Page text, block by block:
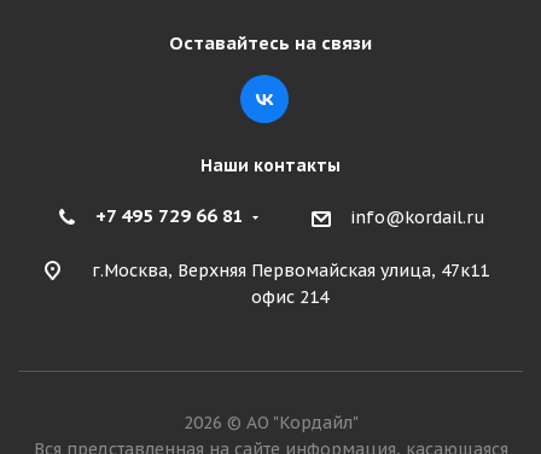
Оставайтесь на связи
Наши контакты
+7 495 729 66 81 info@kordail.ru
г.Москва, Верхняя Первомайская улица, 47к11
офис 214
2026 © АО "Кордайл"
Вся представленная на сайте информация, касающаяся